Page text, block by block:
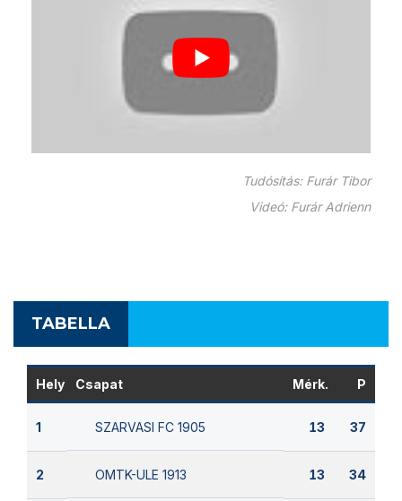
Tudósítás: Furár Tibor
Videó: Furár Adrienn
TABELLA
Hely Csapat Mérk. P
1 SZARVASI FC 1905 13 37
2 OMTK-ULE 1913 13 34